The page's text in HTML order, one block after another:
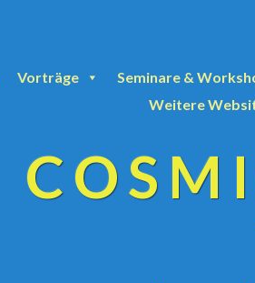
Vorträge Seminare &
Weitere